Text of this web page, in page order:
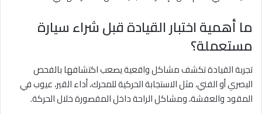
ما أهمية اختبار القيادة قبل شراء سيارة
مستعملة؟
تجربة القيادة تكشف مشاكل واقعية يصعب اكتشافها بالفحص
البصري أو الفني، مثل الاستجابة الحركية للمحرك، أداء القير، عيوب في
المقود والعفشة، ومشاكل الراحة داخل المقصورة خلال الحركة.